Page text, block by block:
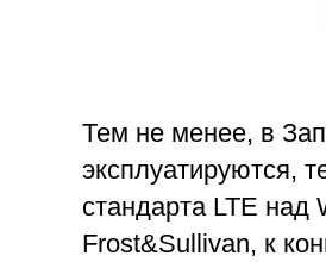
Тем не менее, в
эксплуатируются,
стандарта LTE над
Frost&Sullivan, к